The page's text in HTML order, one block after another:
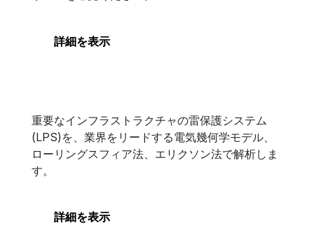
詳細を表示
XGSLab ライトニング
重要なインフラストラクチャの雷保護システム
(LPS)を、業界をリードする電気幾何学モデル、
ローリングスフィア法、エリクソン法で解析しま
す。
詳細を表示